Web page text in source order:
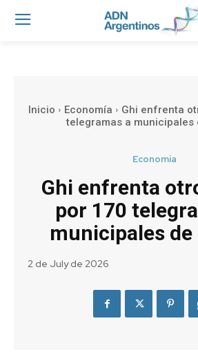
Inicio Economía
Ghi enfrenta
telegramas a municipales
Economía
Ghi enfrenta
por 170
municipales de
2 de July de 2026